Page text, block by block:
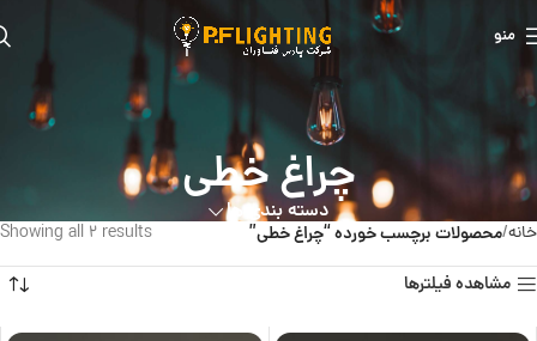
منو
چراغ خطی
دسته بندی ها
خانه محصولات برچسب خورده “چراغ خطی” Showing all 2 results
مشاهده فیلترها